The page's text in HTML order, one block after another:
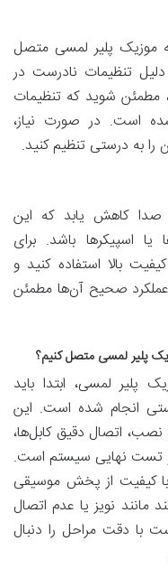
موزیک پلیر لمسی متصل
تنظیمات نادرست در
مطمئن شوید که تنظیمات
است. در صورت نیاز،
به درستی تنظیم کنید.
کاهش یابد که این
اسپیکرها باشد. برای
بالا استفاده کنید و
عملکرد صحیح آن‌ها مطمئن
پلیر لمسی متصل کنیم؟
پلیر لمسی، ابتدا باید
انجام شده است. این
اتصال دقیق کابل‌ها،
تست نهایی سیستم است.
با کیفیت از پخش موسیقی
مانند نویز یا عدم اتصال
با دقت مراحل را دنبال